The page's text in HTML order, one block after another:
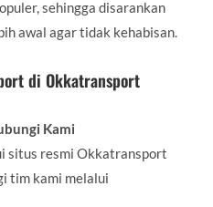
sehingga disarankan
awal agar tidak kehabisan.
di Okkatransport
Kami
situs resmi Okkatransport
tim kami melalui